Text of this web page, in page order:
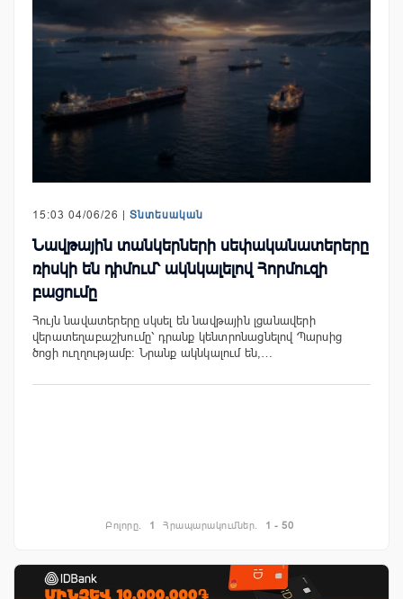
15:03 04/06/26 | Տնտեսական
Նավթային տանկերների սեփականատերերը
ռիսկի են դիմում՝ ակնկալելով Հորմուզի
բացումը
Հույն նավատերերը սկսել են նավթային լցանավերի
վերատեղաբաշխումը՝ դրանք կենտրոնացնելով Պարսից
ծոցի ուղղությամբ։ Նրանք ակնկալում են,…
Բոլորը. 1 Հրապարակումներ. 1 - 50